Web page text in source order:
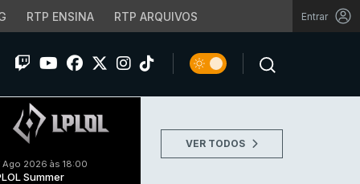
RTP ENSINA RTP ARQUIVOS Entrar
Ago 2026 às 18:00
Summer
VER TODOS